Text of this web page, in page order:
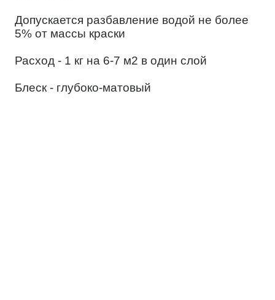
Допускается разбавление водой не более
5% от массы краски
Расход - 1 кг на 6-7 м2 в один слой
Блеск - глубоко-матовый